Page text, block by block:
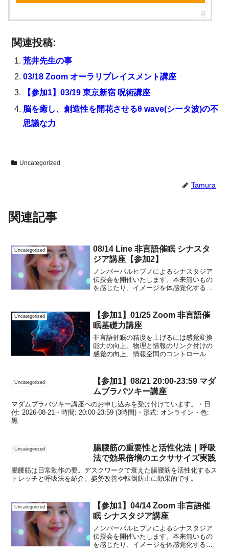
関連投稿:
荒井先生の事
03/18 Zoom オーラリプレイスメント講座
【参加1】03/19 東京新宿 呪術講座
脳を癒し、創造性を開花させるθ wave(シータ波)の不
思議な力
Uncategorized
Tamura
関連記事
Uncategorized
08/14 Line 非言語催眠 シナスタ
ジア講座【参加2】
ノンバーバルヒプノによるシナスタジア
伝授会を開催いたします。本来無いもの
を感じたり、イメージを体感覚化する際
度と共感覚(伝授)ダヴィンチの共感覚モー
ツァルトの共感覚超大...
Uncategorized
【参加1】01/25 Zoom 非言語催
眠基礎力講座
非言語催眠の精度を上げるには感覚変換
能力の向上、物理と情報のリンク付けの
感覚の向上、情報空間のコントロール・
感及び第六感の説得力ある表現力を高め
ます。カリキュラム・炭田...
Uncategorized
【参加1】08/21 20:00-23:59 マダ
ムブラバツキー講座
マダムブラバツキー講座へのお申し込みを受け付けています。・日
付: 2026-08-21・時間: 20:00-23:59 (3時間)・形式: オンライン・色:
黒
Uncategorized
腸腰筋の重要性と活性化法｜呼吸
法で効果倍増のエクササイズ実践
腸腰筋は日常動作の要。デスクワークで衰えた腸腰筋を活性化するス
トレッチと呼吸法を紹介。姿勢改善や転倒防止に効果的です。
Uncategorized
【参加1】04/14 Zoom 非言語催
眠 シナスタジア講座
ノンバーバルヒプノによるシナスタジア
伝授会を開催いたします。本来無いもの
を感じたり、イメージを体感覚化する際